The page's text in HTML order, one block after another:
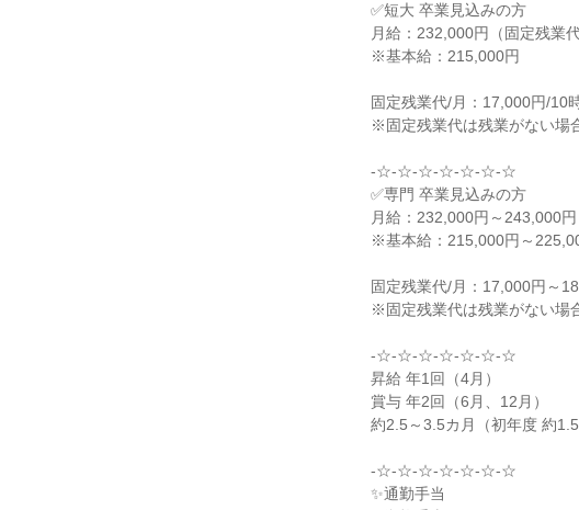
✅短大 卒業見込みの方
月給：232,000円（固定残業代
※基本給：215,000円
固定残業代/月：17,000円/10
※固定残業代は残業がない場
-☆-☆-☆-☆-☆-☆-☆
✅専門 卒業見込みの方
月給：232,000円～243,000円
※基本給：215,000円～
固定残業代/月：17,000円～
※固定残業代は残業がない場
-☆-☆-☆-☆-☆-☆-☆
昇給 年1回（4月）
賞与 年2回（6月、12月）
約2.5～3.5カ月（初年度 約1.5
-☆-☆-☆-☆-☆-☆-☆
✨通勤手当